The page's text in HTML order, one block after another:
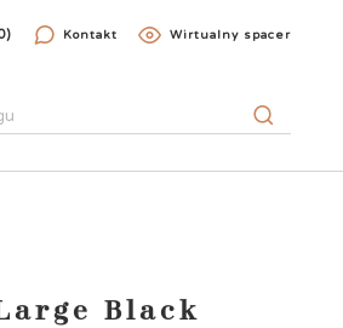
Kontakt Wirtualny spacer
Black